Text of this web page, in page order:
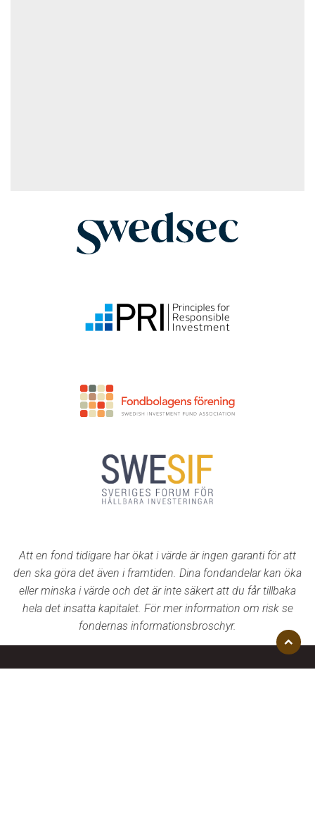
Att en fond tidigare har ökat i värde är ingen garanti för att
den ska göra det även i framtiden. Dina fondandelar kan öka
eller minska i värde och det är inte säkert att du får tillbaka
hela det insatta kapitalet. För mer information om risk se
fondernas informationsbroschyr.
Åk